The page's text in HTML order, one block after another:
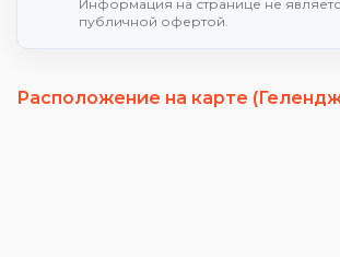
Информация на странице не
публичной офертой.
Расположение на карте